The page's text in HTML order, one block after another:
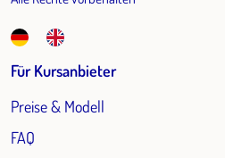
Für Kursanbieter
Preise & Modell
FAQ